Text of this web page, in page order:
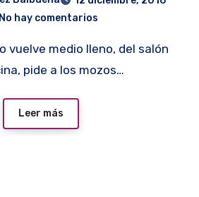
No hay comentarios
pide a los mozos…
Leer más